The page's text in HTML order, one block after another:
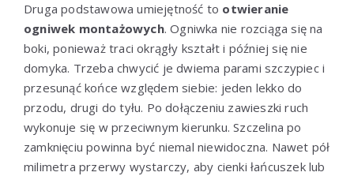
Druga podstawowa umiejętność to otwieranie
ogniwek montażowych. Ogniwka nie rozciąga się na
boki, ponieważ traci okrągły kształt i później się nie
domyka. Trzeba chwycić je dwiema parami szczypiec i
przesunąć końce względem siebie: jeden lekko do
przodu, drugi do tyłu. Po dołączeniu zawieszki ruch
wykonuje się w przeciwnym kierunku. Szczelina po
zamknięciu powinna być niemal niewidoczna. Nawet pół
milimetra przerwy wystarczy, aby cienki łańcuszek lub